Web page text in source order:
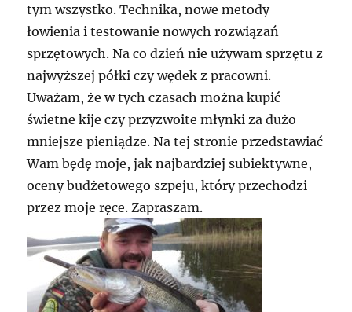
tym wszystko. Technika, nowe metody
łowienia i testowanie nowych rozwiązań
sprzętowych. Na co dzień nie używam sprzętu z
najwyższej półki czy wędek z pracowni.
Uważam, że w tych czasach można kupić
świetne kije czy przyzwoite młynki za dużo
mniejsze pieniądze. Na tej stronie przedstawiać
Wam będę moje, jak najbardziej subiektywne,
oceny budżetowego szpeju, który przechodzi
przez moje ręce. Zapraszam.